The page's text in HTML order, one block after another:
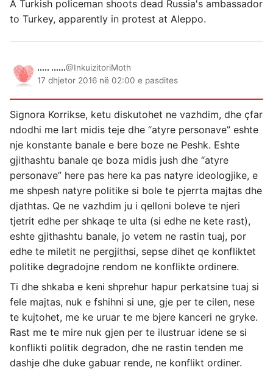
A Turkish policeman shoots dead Russia's ambassador
to Turkey, apparently in protest at Aleppo.
..... ......@InkuizitoriMoth
17 dhjetor 2016 në 02:00 e pasdites
Signora Korrikse, ketu diskutohet ne vazhdim, dhe çfar
ndodhi me lart midis teje dhe “atyre personave” eshte
nje konstante banale e bere boze ne Peshk. Eshte
gjithashtu banale qe boza midis jush dhe “atyre
personave” here pas here ka pas natyre ideologjike, e
me shpesh natyre politike si bole te pjerrta majtas dhe
djathtas. Qe ne vazhdim ju i qelloni boleve te njeri
tjetrit edhe per shkaqe te ulta (si edhe ne kete rast),
eshte gjithashtu banale, jo vetem ne rastin tuaj, por
edhe te miletit ne pergjithsi, sepse dihet qe konfliktet
politike degradojne rendom ne konflikte ordinere.
Ti dhe shkaba e keni shprehur hapur perkatsine tuaj si
fele majtas, nuk e fshihni si une, gje per te cilen, nese
te kujtohet, me ke uruar te me bjere kanceri ne gryke.
Rast me te mire nuk gjen per te ilustruar idene se si
konflikti politik degradon, dhe ne rastin tenden me
dashje dhe duke gabuar rende, ne konflikt ordiner.